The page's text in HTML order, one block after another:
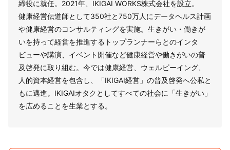
締役に就任。2021年、IKIGAI WORKS株式会社を設立。
健康経営伝道師として350社と750万人にデータヘルス計画
や健康経営のコンサルティングを実施。生きがい・働きが
いを持って経営を推進するトップランナーらとのインタ
ビューや講演、イベント開催など健康経営や働きがいの普
及啓発に取り組む。今では健康経営、ウェルビーイング、
人的資本経営を包含し、「IKIGAI経営」の普及啓発へ公私と
もに邁進。IKIGAIオタクとしてすべての社会に「生きがい」
を広めることを生業とする。